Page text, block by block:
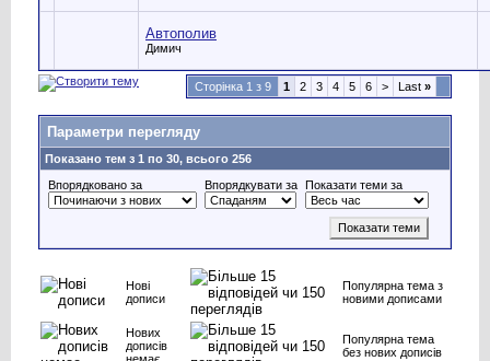
Автополив
Димич
Сторінка 1 з 9 1 2 3 4 5 6 > Last »
Параметри перегляду
Показано тем з 1 по 30, всього 256
Впорядковано за
Впорядкувати за Показати теми за
Нові
дописи
Популярна тема з
новими дописами
Нових
дописів
Популярна тема
без нових дописів